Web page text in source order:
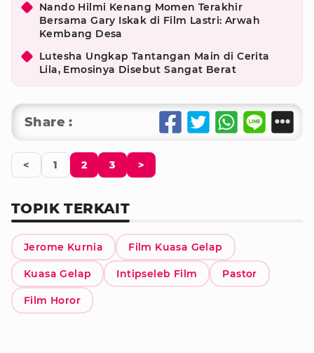
Nando Hilmi Kenang Momen Terakhir
Bersama Gary Iskak di Film Lastri: Arwah
Kembang Desa
Lutesha Ungkap Tantangan Main di Cerita
Lila, Emosinya Disebut Sangat Berat
Share :
< 1 2 3 >
TOPIK TERKAIT
Jerome Kurnia Film Kuasa Gelap
Kuasa Gelap Intipseleb Film Pastor
Film Horor